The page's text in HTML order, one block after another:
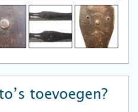
toevoegen?